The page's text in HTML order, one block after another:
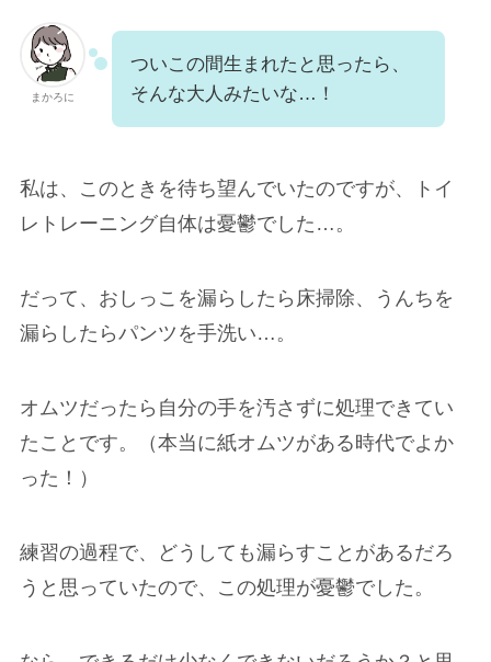
まかろに
ついこの間生まれたと思ったら、
そんな大人みたいな…！
私は、このときを待ち望んでいたのですが、トイ
レトレーニング自体は憂鬱でした…。
だって、おしっこを漏らしたら床掃除、うんちを
漏らしたらパンツを手洗い…。
オムツだったら自分の手を汚さずに処理できてい
たことです。（本当に紙オムツがある時代でよか
った！）
練習の過程で、どうしても漏らすことがあるだろ
うと思っていたので、この処理が憂鬱でした。